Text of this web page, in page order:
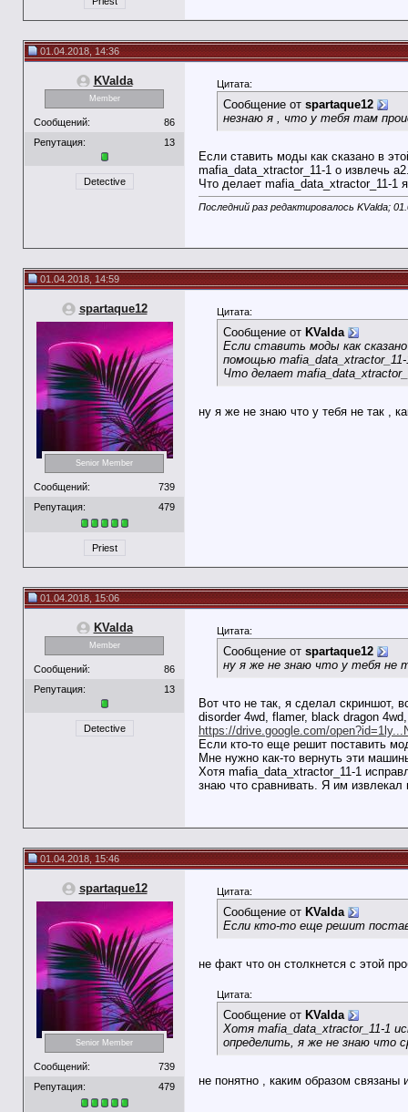
01.04.2018, 14:36
KValda
Member
Сообщений:
86
Репутация:
13
Detective
Цитата:
Сообщение от spartaque12
незнаю я , что у тебя там
Если ставить моды как сказано в
mafia_data_xtractor_11-1 о извлечь
Что делает mafia_data_xtractor_11-
Последний раз редактировалось KValda;
01.04.2018, 14:59
spartaque12
Senior Member
Сообщений:
739
Репутация:
479
Priest
Цитата:
Сообщение от KValda
Если ставить моды как
помощью
Что делает
ну я же не знаю что у тебя не так ,
01.04.2018, 15:06
KValda
Member
Сообщений:
86
Репутация:
13
Detective
Цитата:
Сообщение от spartaque12
ну я же не знаю что у тебя не
Вот что не так, я сделал скриншот,
disorder 4wd, flamer, black dragon
https://drive.google.com/
Если кто-то еще решит поставить
Мне нужно как-то вернуть эти
Хотя mafia_data_xtractor_11-1
знаю что сравнивать. Я им извлекал
01.04.2018, 15:46
spartaque12
Senior Member
Сообщений:
739
Репутация:
479
Цитата:
Сообщение от KValda
Если кто-то еще решит
не факт что он столкнется с этой
Цитата:
Сообщение от KValda
Хотя mafia_data_xtractor_11-1
определить, я же не знаю что
не понятно , каким образом